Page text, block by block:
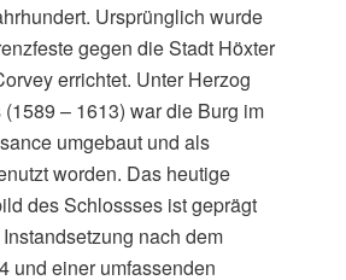
Ursprünglich wurde
gegen die Stadt Höxter
errichtet. Unter Herzog
– 1613) war die Burg im
umgebaut und als
worden. Das heutige
des Schlossses ist geprägt
nach dem
und einer umfassenden